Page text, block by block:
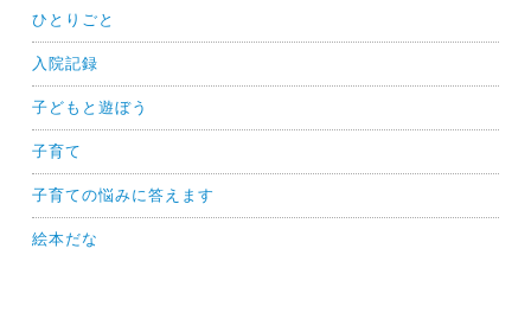
ひとりごと
入院記録
子どもと遊ぼう
子育て
子育ての悩みに答えます
絵本だな